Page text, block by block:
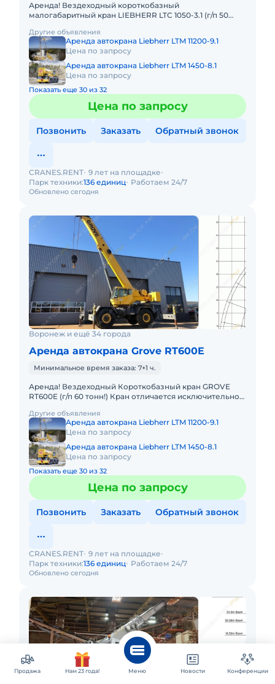
Аренда! Вездеходный короткобазный
малогабаритный кран LIEBHERR LTC 1050-3.1 (г/п 50
маневренностью и проходимостью по бе
Другие объявления
Аренда автокрана Liebherr LTM 11200-9.1
Цена по запросу
Аренда автокрана Liebherr LTM 1450-8.1
Цена по запросу
Показать еще 30 из 32
Цена по запросу
Позвонить Заказать Обратный звонок
Обновлено сегодня
CRANES.RENT 9 лет на площадке
Парк техники:136 единиц Работаем 24/7
Воронеж и ещё 34 города
Аренда автокрана Grove RT600E
Минимальное время заказа: 7+1 ч.
Аренда! Вездеходный Короткобазный кран GROVE
RT600E (г/п 60 тонн!) Кран отличается исключительной
Технические х
Другие объявления
Аренда автокрана Liebherr LTM 11200-9.1
Цена по запросу
Аренда автокрана Liebherr LTM 1450-8.1
Цена по запросу
Показать еще 30 из 32
Цена по запросу
Позвонить Заказать Обратный звонок
Обновлено сегодня
CRANES.RENT 9 лет на площадке
Парк техники:136 единиц Работаем 24/7
Продажа Нам 23 года! Меню Новости Конференции